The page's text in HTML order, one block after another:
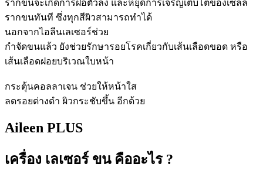
รากขนจะเกิดการฝ่อตัวลง และหยุดการเจริญเติบโตของเซลล์
รากขนทันที ซึ่งทุกสีผิวสามารถทำได้
นอกจากไอลีนเลเซอร์ช่วย
กำจัดขนแล้ว ยังช่วยรักษารอยโรคเกี่ยวกับเส้นเลือดขอด หรือ
เส้นเลือดฝอยบริเวณใบหน้า
กระตุ้นคอลลาเจน ช่วยให้หน้าใส
ลดรอยด่างดำ ผิวกระชับขึ้น อีกด้วย
Aileen PLUS
เครื่อง เลเซอร์ ขน คืออะไร ?